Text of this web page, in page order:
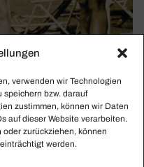
verwenden wir Technologien
bzw. darauf
zustimmen, können wir Daten
auf dieser Website verarbeiten.
zurückziehen, können
werden.
starken
Pläne mit der